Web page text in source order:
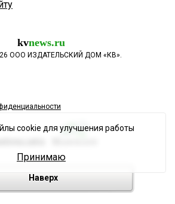
kvnews.ru
ООО ИЗДАТЕЛЬСКИЙ ДОМ «КВ».
сайта
Наверх
cookie для улучшения работы
Принимаю